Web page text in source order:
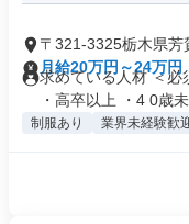
〒321-3325栃木県芳
月給20万円～24万円
求めている人材 ＜必
・高卒以上 ・4 0歳未
制服あり 業界未経験歓